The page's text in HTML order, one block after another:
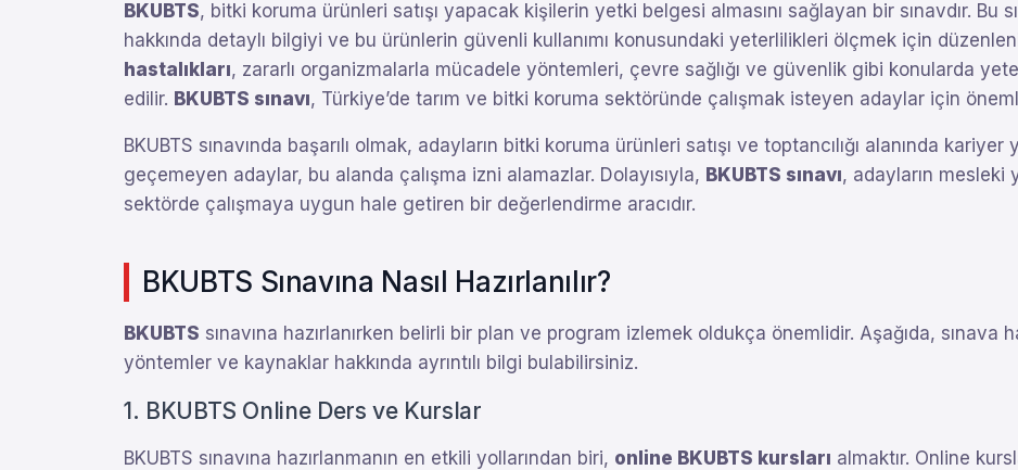
BKUBTS, bitki koruma ürünleri satışı yapacak kişilerin yetki belgesi almasını sağlayan bir sınavdır. Bu
hakkında detaylı bilgiyi ve bu ürünlerin güvenli kullanımı konusundaki yeterlilikleri ölçmek için
hastalıkları, zararlı organizmalarla mücadele yöntemleri, çevre sağlığı ve güvenlik gibi konularda
edilir. BKUBTS sınavı, Türkiye’de tarım ve bitki koruma sektöründe çalışmak isteyen adaylar için önemli
BKUBTS sınavında başarılı olmak, adayların bitki koruma ürünleri satışı ve toptancılığı alanında
geçemeyen adaylar, bu alanda çalışma izni alamazlar. Dolayısıyla, BKUBTS sınavı, adayların mesleki
sektörde çalışmaya uygun hale getiren bir değerlendirme aracıdır.
BKUBTS Sınavına Nasıl Hazırlanılır?
BKUBTS sınavına hazırlanırken belirli bir plan ve program izlemek oldukça önemlidir. Aşağıda, sınava
yöntemler ve kaynaklar hakkında ayrıntılı bilgi bulabilirsiniz.
1. BKUBTS Online Ders ve Kurslar
BKUBTS sınavına hazırlanmanın en etkili yollarından biri, online BKUBTS kursları almaktır. Online